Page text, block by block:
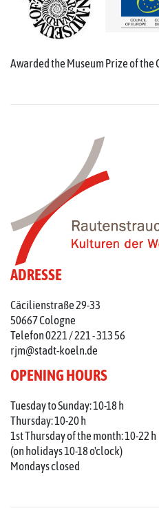
Awarded the Museum Prize of the
ADRESSE
Cäcilienstraße 29-33
50667 Cologne
Telefon 0221 / 221 - 313 56
rjm@stadt-koeln.de
OPENING HOURS
Tuesday to Sunday: 10-18 h
Thursday: 10-20 h
1st Thursday of the month: 10-22 h
(on holidays 10-18 o'clock)
Mondays closed